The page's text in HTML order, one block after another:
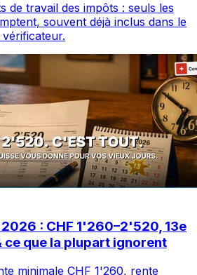
de travail des impôts : seuls les
souvent déjà inclus dans le
2026 : CHF 1'260–2'520, 13e
ce que la plupart ignorent
minimale CHF 1'260, rente